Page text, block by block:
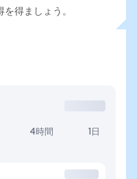
得ましょう。
4時間 1日